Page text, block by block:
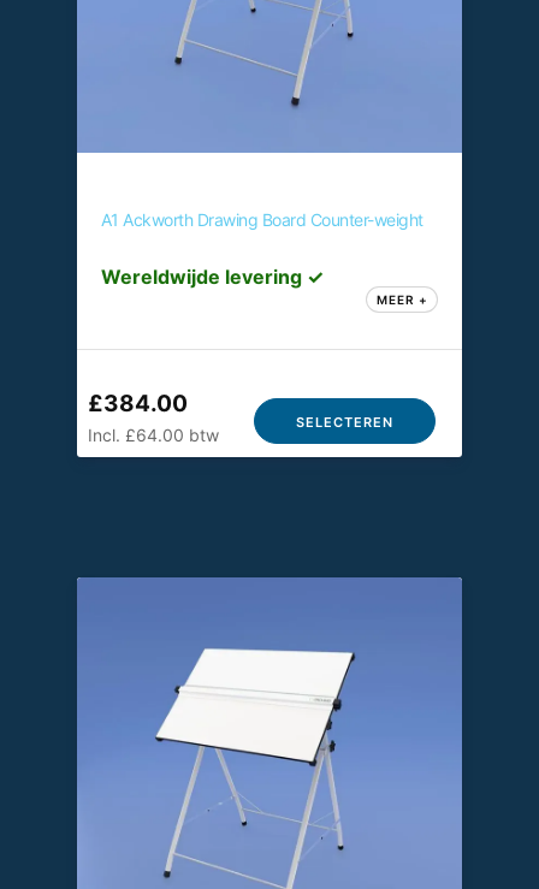
A1 Ackworth Drawing Board Counter-weight
Wereldwijde levering ✓
MEER +
£384.00
Incl. £64.00 btw
SELECTEREN